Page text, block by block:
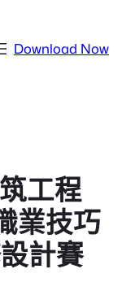
Download Now
工程
業技巧
計賽